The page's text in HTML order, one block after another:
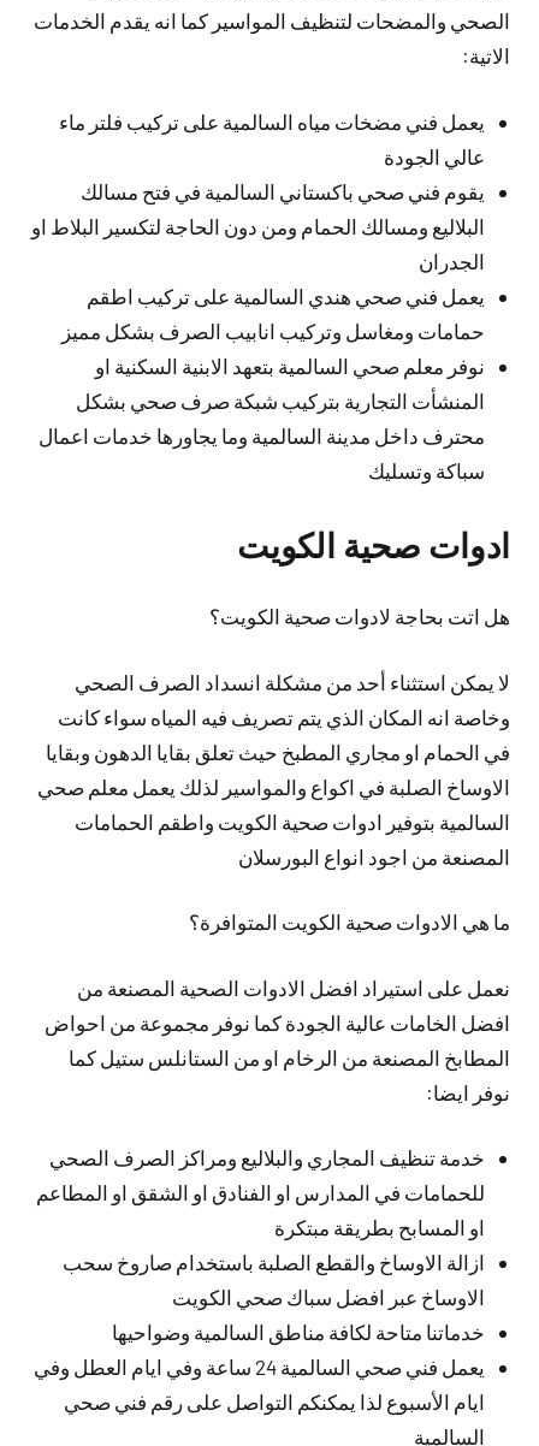
الصحي والمضحات لتنظيف المواسير كما انه يقدم الخدمات
الاتية:
يعمل فني مضخات مياه السالمية على تركيب فلتر ماء
عالي الجودة
يقوم فني صحي باكستاني السالمية في فتح مسالك
البلاليع ومسالك الحمام ومن دون الحاجة لتكسير البلاط او
الجدران
يعمل فني صحي هندي السالمية على تركيب اطقم
حمامات ومغاسل وتركيب انابيب الصرف بشكل مميز
نوفر معلم صحي السالمية بتعهد الابنية السكنية او
المنشأت التجارية بتركيب شبكة صرف صحي بشكل
محترف داخل مدينة السالمية وما يجاورها خدمات اعمال
سباكة وتسليك
ادوات صحية الكويت
هل اتت بحاجة لادوات صحية الكويت؟
لا يمكن استثناء أحد من مشكلة انسداد الصرف الصحي
وخاصة انه المكان الذي يتم تصريف فيه المياه سواء كانت
في الحمام او مجاري المطبخ حيث تعلق بقايا الدهون وبقايا
الاوساخ الصلبة في اكواع والمواسير لذلك يعمل معلم صحي
السالمية بتوفير ادوات صحية الكويت واطقم الحمامات
المصنعة من اجود انواع البورسلان
ما هي الادوات صحية الكويت المتوافرة؟
نعمل على استيراد افضل الادوات الصحية المصنعة من
افضل الخامات عالية الجودة كما نوفر مجموعة من احواض
المطابخ المصنعة من الرخام او من الستانلس ستيل كما
نوفر ايضا:
خدمة تنظيف المجاري والبلاليع ومراكز الصرف الصحي
للحمامات في المدارس او الفنادق او الشقق او المطاعم
او المسابح بطريقة مبتكرة
ازالة الاوساخ والقطع الصلبة باستخدام صاروخ سحب
الاوساخ عبر افضل سباك صحي الكويت
خدماتنا متاحة لكافة مناطق السالمية وضواحيها
يعمل فني صحي السالمية 24 ساعة وفي ايام العطل وفي
ايام الأسبوع لذا يمكنكم التواصل على رقم فني صحي
السالمية